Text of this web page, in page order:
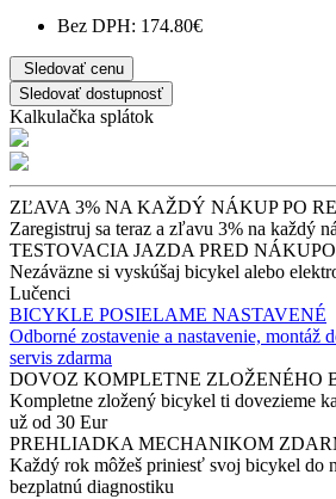
Bez DPH: 174.80€
Sledovať cenu
Sledovať dostupnosť
Kalkulačka splátok
ZĽAVA 3% NA KAŽDÝ NÁKUP PO
Zaregistruj sa teraz a zľavu 3% na každý
TESTOVACIA JAZDA PRED
Nezáväzne si vyskúšaj bicykel alebo
Lučenci
BICYKLE POSIELAME NASTAVENÉ
Odborné zostavenie a nastavenie, montáž
servis zdarma
DOVOZ KOMPLETNE ZLOŽENÉHO
Kompletne zložený bicykel ti dovezieme
už od 30 Eur
PREHLIADKA MECHANIKOM
Každý rok môžeš priniesť svoj bicykel do
bezplatnú diagnostiku